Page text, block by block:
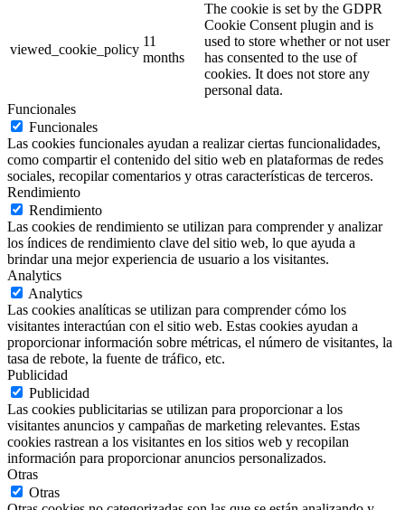
viewed_cookie_policy
11
months
The cookie is set by the GDPR
Cookie Consent plugin and is
used to store whether or not user
has consented to the use of
cookies. It does not store any
personal data.
Funcionales
Funcionales
Las cookies funcionales ayudan a realizar ciertas funcionalidades,
como compartir el contenido del sitio web en plataformas de redes
sociales, recopilar comentarios y otras características de terceros.
Rendimiento
Rendimiento
Las cookies de rendimiento se utilizan para comprender y analizar
los índices de rendimiento clave del sitio web, lo que ayuda a
brindar una mejor experiencia de usuario a los visitantes.
Analytics
Analytics
Las cookies analíticas se utilizan para comprender cómo los
visitantes interactúan con el sitio web. Estas cookies ayudan a
proporcionar información sobre métricas, el número de visitantes, la
tasa de rebote, la fuente de tráfico, etc.
Publicidad
Publicidad
Las cookies publicitarias se utilizan para proporcionar a los
visitantes anuncios y campañas de marketing relevantes. Estas
cookies rastrean a los visitantes en los sitios web y recopilan
información para proporcionar anuncios personalizados.
Otras
Otras